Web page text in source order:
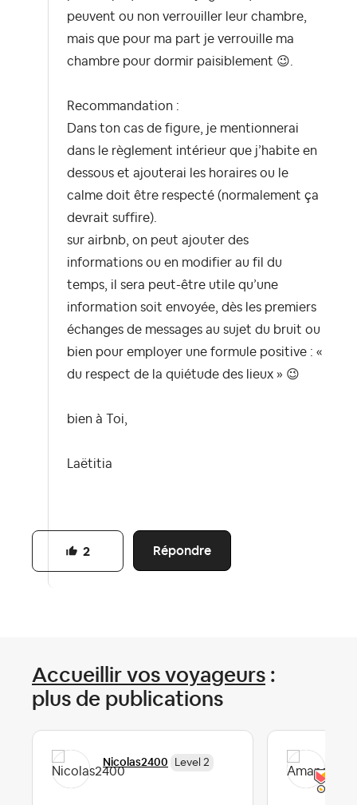
peuvent ou non verrouiller leur chambre,
mais que pour ma part je verrouille ma
chambre pour dormir paisiblement 😉.
Recommandation :
Dans ton cas de figure, je mentionnerai
dans le règlement intérieur que j’habite en
dessous et ajouterai les horaires ou le
calme doit être respecté (normalement ça
devrait suffire).
sur airbnb, on peut ajouter des
informations ou en modifier au fil du
temps, il sera peut-être utile qu’une
information soit envoyée, dès les premiers
échanges de messages au sujet du bruit ou
bien pour employer une formule positive : «
du respect de la quiétude des lieux » 😉
bien à Toi,
Laëtitia
Répondre
2
Accueillir vos voyageurs :
plus de publications
Nicolas2400 Level 2